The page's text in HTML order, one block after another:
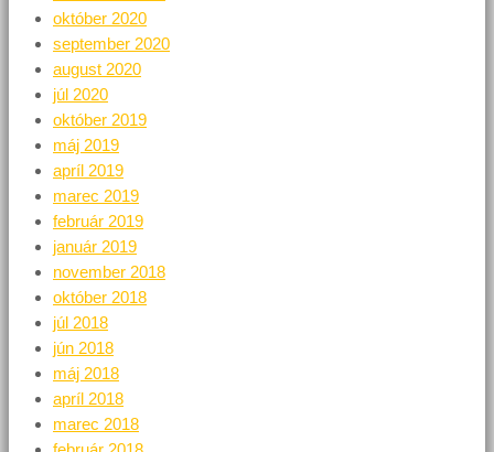
október 2020
september 2020
august 2020
júl 2020
október 2019
máj 2019
apríl 2019
marec 2019
február 2019
január 2019
november 2018
október 2018
júl 2018
jún 2018
máj 2018
apríl 2018
marec 2018